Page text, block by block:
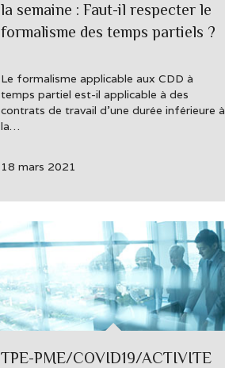
la semaine : Faut-il respecter le
formalisme des temps partiels ?
Le formalisme applicable aux CDD à
temps partiel est-il applicable à des
contrats de travail d’une durée inférieure à
la…
18 mars 2021
TPE-PME/COVID19/ACTIVITE